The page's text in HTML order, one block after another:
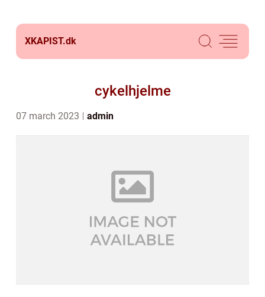
XKAPIST.dk
cykelhjelme
07 march 2023 admin